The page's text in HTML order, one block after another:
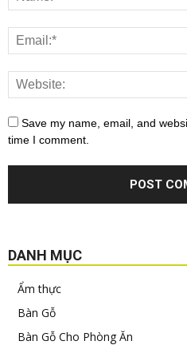
Save my name, email, and
time I comment.
DANH MỤC
Ẩm thực
Bàn Gỗ
Bàn Gỗ Cho Phòng Ăn